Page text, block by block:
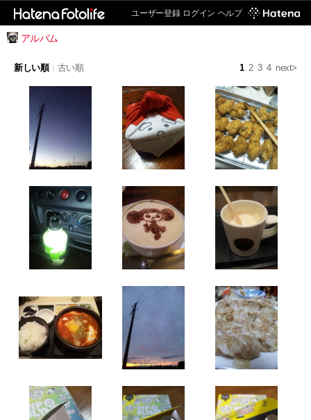
ユーザー登録 ログイン ヘルプ
アルバム
1 2 3 4 next>
新しい順 古い順